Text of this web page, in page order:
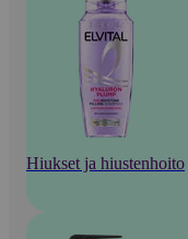
Hiukset ja hiustenhoito